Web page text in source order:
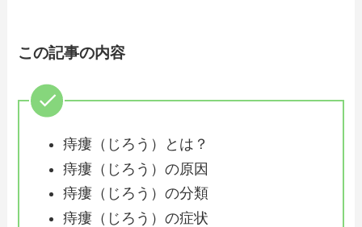
この記事の内容
痔瘻（じろう）とは？
痔瘻（じろう）の原因
痔瘻（じろう）の分類
痔瘻（じろう）の症状